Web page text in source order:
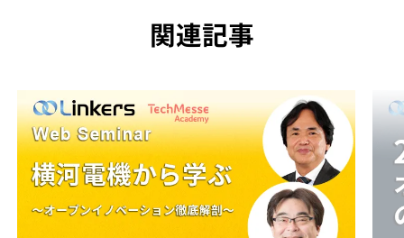
関連記事